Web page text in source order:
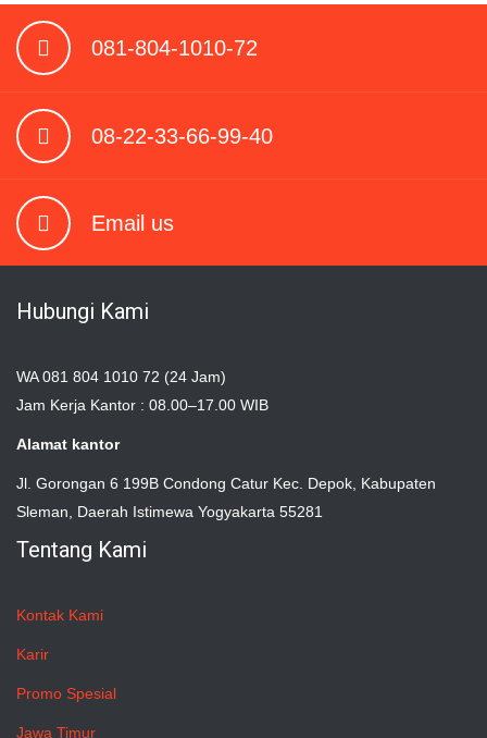
081-804-1010-72
08-22-33-66-99-40
Email us
Hubungi Kami
WA 081 804 1010 72 (24 Jam)
Jam Kerja Kantor : 08.00–17.00 WIB
Alamat kantor
Jl. Gorongan 6 199B Condong Catur Kec. Depok, Kabupaten
Sleman, Daerah Istimewa Yogyakarta 55281
Tentang Kami
Kontak Kami
Karir
Promo Spesial
Jawa Timur